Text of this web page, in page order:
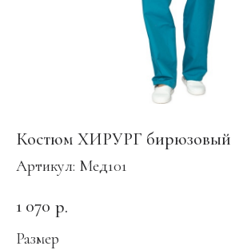
Костюм ХИРУРГ бирюзовый
Артикул: Мед101
1 070 р.
Размер